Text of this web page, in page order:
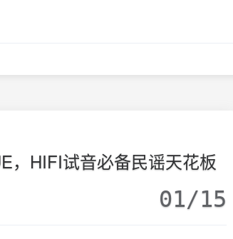
，HIFI试音必备民谣天花板
01/15